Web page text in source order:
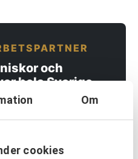
Om
cookies
och
hela Sverige.